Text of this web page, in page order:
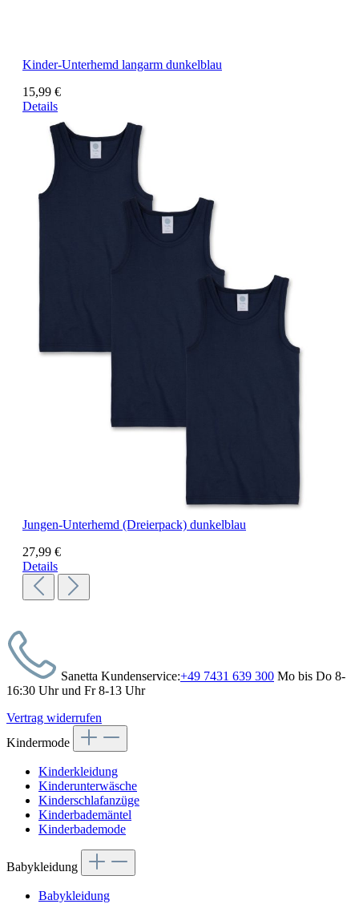
Kinder-Unterhemd langarm dunkelblau
15,99 €
Details
Jungen-Unterhemd (Dreierpack) dunkelblau
27,99 €
Details
Sanetta Kundenservice:+49 7431 639 300 Mo bis Do 8-
16:30 Uhr und Fr 8-13 Uhr
Vertrag widerrufen
Kindermode
Kinderkleidung
Kinderunterwäsche
Kinderschlafanzüge
Kinderbademäntel
Kinderbademode
Babykleidung
Babykleidung